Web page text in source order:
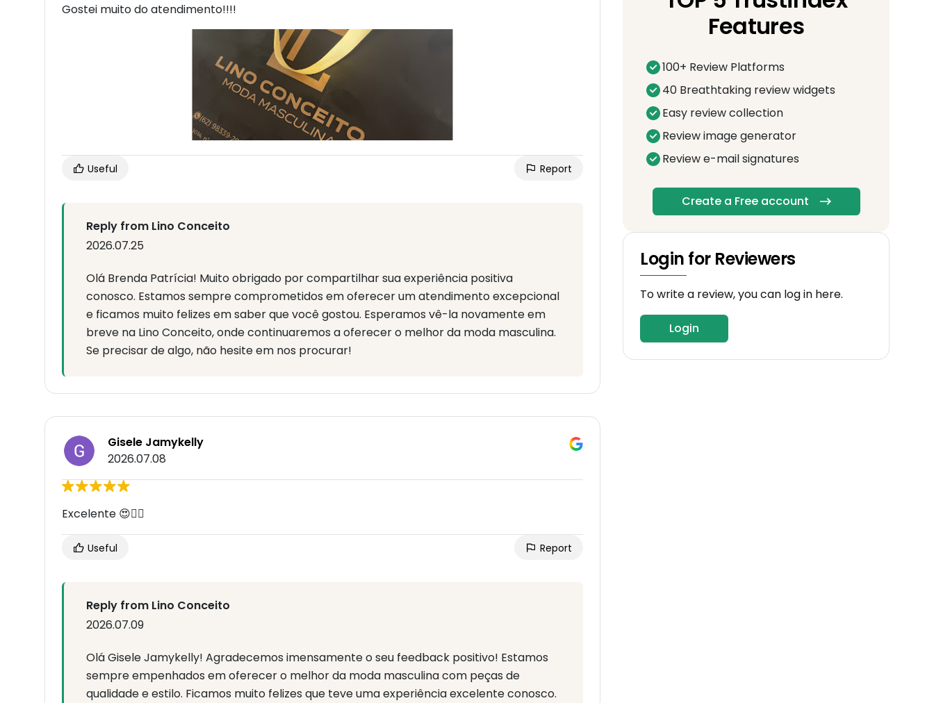
Gostei muito do atendimento!!!!
Useful Report
Reply from Lino Conceito
2026.07.25
Olá Brenda Patrícia! Muito obrigado por compartilhar sua experiência positiva
conosco. Estamos sempre comprometidos em oferecer um atendimento excepcional
e ficamos muito felizes em saber que você gostou. Esperamos vê-la novamente em
breve na Lino Conceito, onde continuaremos a oferecer o melhor da moda masculina.
Se precisar de algo, não hesite em nos procurar!
Gisele Jamykelly
2026.07.08
Excelente 😍👌🏻
Useful Report
Reply from Lino Conceito
2026.07.09
Olá Gisele Jamykelly! Agradecemos imensamente o seu feedback positivo! Estamos
sempre empenhados em oferecer o melhor da moda masculina com peças de
qualidade e estilo. Ficamos muito felizes que teve uma experiência excelente conosco.
Features
100+ Review Platforms
40 Breathtaking review widgets
Easy review collection
Review image generator
Review e-mail signatures
Create a Free account
Login for Reviewers
To write a review, you can log in here.
Login